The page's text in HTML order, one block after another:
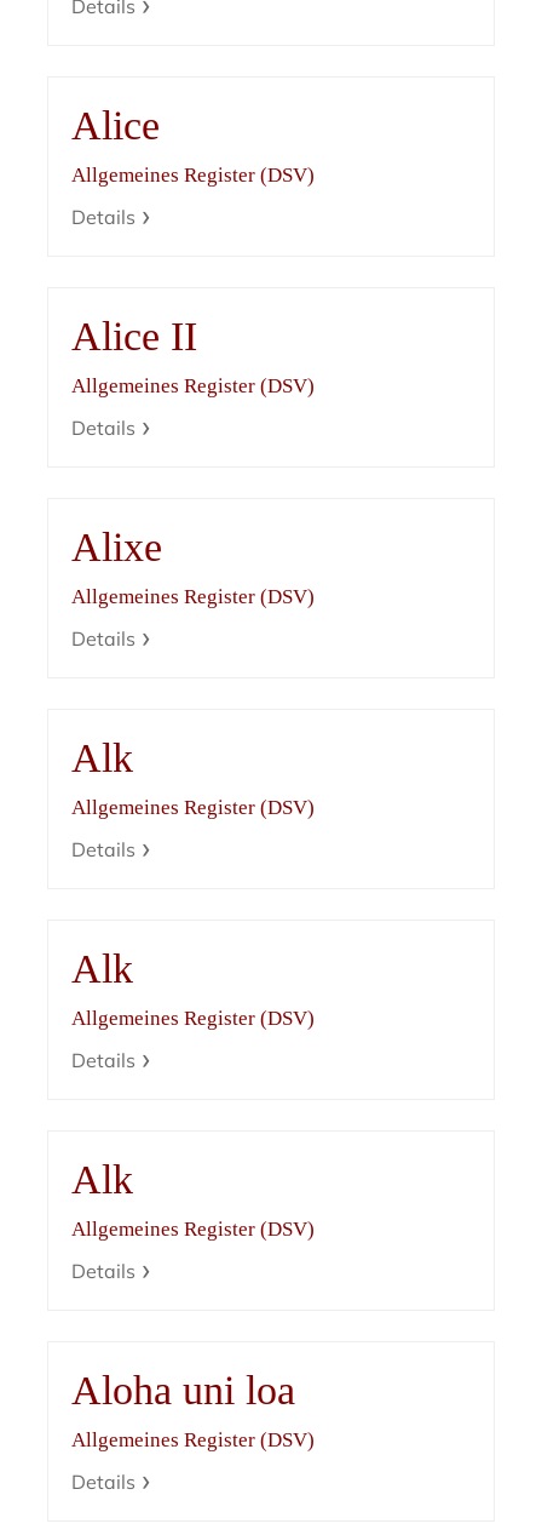
Details
Alice
Allgemeines Register (DSV)
Details
Alice II
Allgemeines Register (DSV)
Details
Alixe
Allgemeines Register (DSV)
Details
Alk
Allgemeines Register (DSV)
Details
Alk
Allgemeines Register (DSV)
Details
Alk
Allgemeines Register (DSV)
Details
Aloha uni loa
Allgemeines Register (DSV)
Details